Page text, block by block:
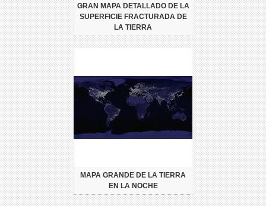
GRAN MAPA DETALLADO DE LA
SUPERFICIE FRACTURADA DE
LA TIERRA
MAPA GRANDE DE LA TIERRA
EN LA NOCHE